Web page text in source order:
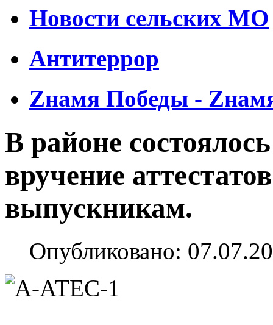
Новости сельских МО
Антитеррор
Zнамя Победы -
В районе
вручение
выпускникам.
Опубликовано: